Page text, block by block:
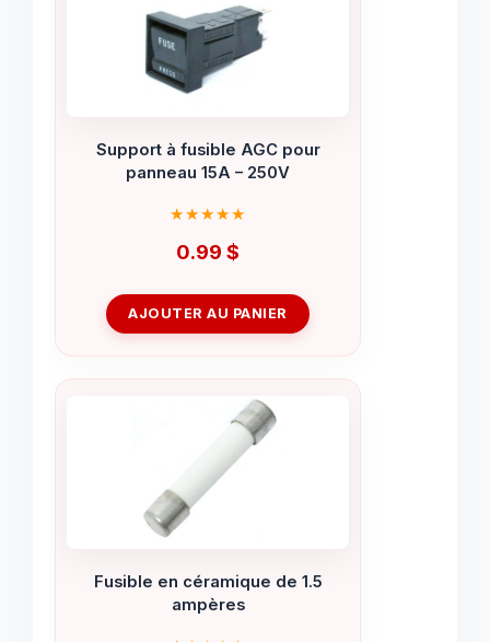
Support à fusible AGC pour
panneau 15A – 250V
0.99 $
AJOUTER AU PANIER
Fusible en céramique de 1.5
ampères